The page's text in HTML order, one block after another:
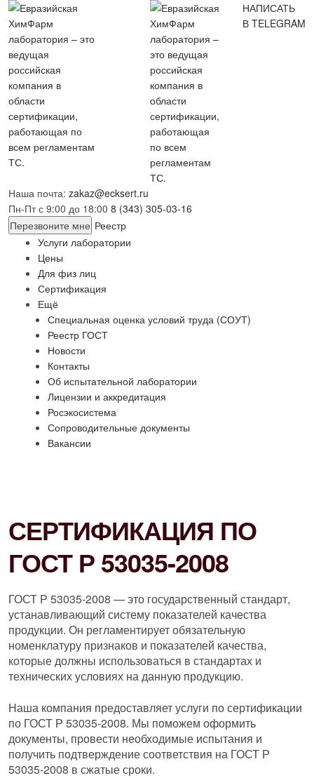
НАПИСАТЬ
В TELEGRAM
Наша почта: zakaz@ecksert.ru
Пн-Пт с 9:00 до 18:00 8 (343) 305-03-16
Перезвоните мне Реестр
Услуги лаборатории
Цены
Для физ лиц
Сертификация
Ещё
Специальная оценка условий труда (СОУТ)
Реестр ГОСТ
Новости
Контакты
Об испытательной лаборатории
Лицензии и аккредитация
Росэкосистема
Сопроводительные документы
Вакансии
СЕРТИФИКАЦИЯ ПО
ГОСТ Р 53035-2008
ГОСТ Р 53035-2008 — это государственный стандарт,
устанавливающий систему показателей качества
продукции. Он регламентирует обязательную
номенклатуру признаков и показателей качества,
которые должны использоваться в стандартах и
технических условиях на данную продукцию.
Наша компания предоставляет услуги по сертификации
по ГОСТ Р 53035-2008. Мы поможем оформить
документы, провести необходимые испытания и
получить подтверждение соответствия на ГОСТ Р
53035-2008 в сжатые сроки.